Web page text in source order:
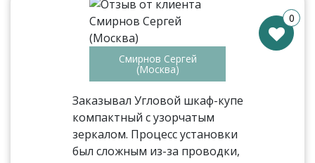
Смирнов Сергей
(Москва)
Заказывал Угловой шкаф-купе
компактный с узорчатым
зеркалом. Процесс установки
был сложным из-за проводки,
0